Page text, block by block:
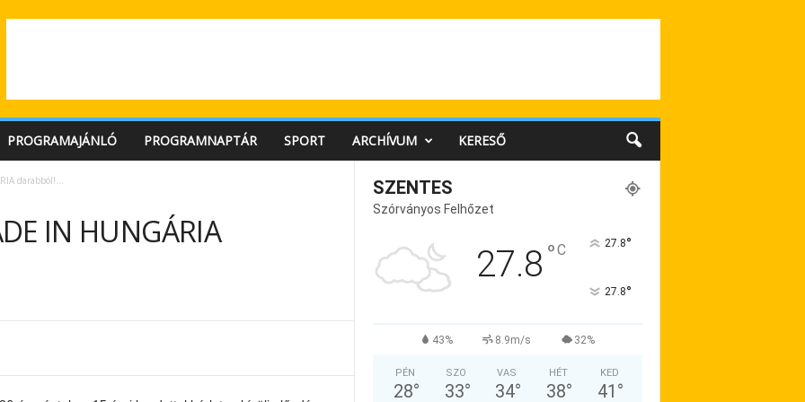
PROGRAMAJÁNLÓ PROGRAMNAPTÁR SPORT ARCHÍVUM KERESŐ
darabból!…
IN HUNGÁRIA
SZENTES
Szórványos Felhőzet
27.8 °C 27.8°
27.8°
43% 8.9m/s 32%
PÉN
28°
SZO
33°
VAS
34°
HÉT
38°
KED
41 °